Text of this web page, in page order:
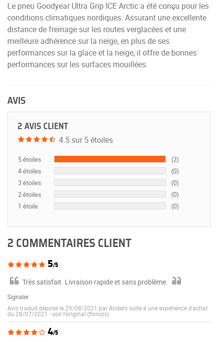
Le pneu Goodyear Ultra Grip ICE Arctic a été conçu pour les
conditions climatiques nordiques. Assurant une excellente
distance de freinage sur les routes verglacées et une
meilleure adhérence sur la neige, en plus de ses
performances sur la glace et la neige, il offre de bonnes
performances sur les surfaces mouillées.
AVIS
2 AVIS CLIENT
4.5 sur 5 étoiles
5 étoiles
(2)
4 étoiles
(0)
3 étoiles
(0)
2 étoiles
(0)
1 étoile
(0)
2 COMMENTAIRES CLIENT
5/5
Très satisfait. Livraison rapide et sans problème.
Signaler
Avis traduit déposé le 29/08/2021 par Anders suite à une expérience d'achat
du 28/07/2021 -voir l'original (finnois)
4/5